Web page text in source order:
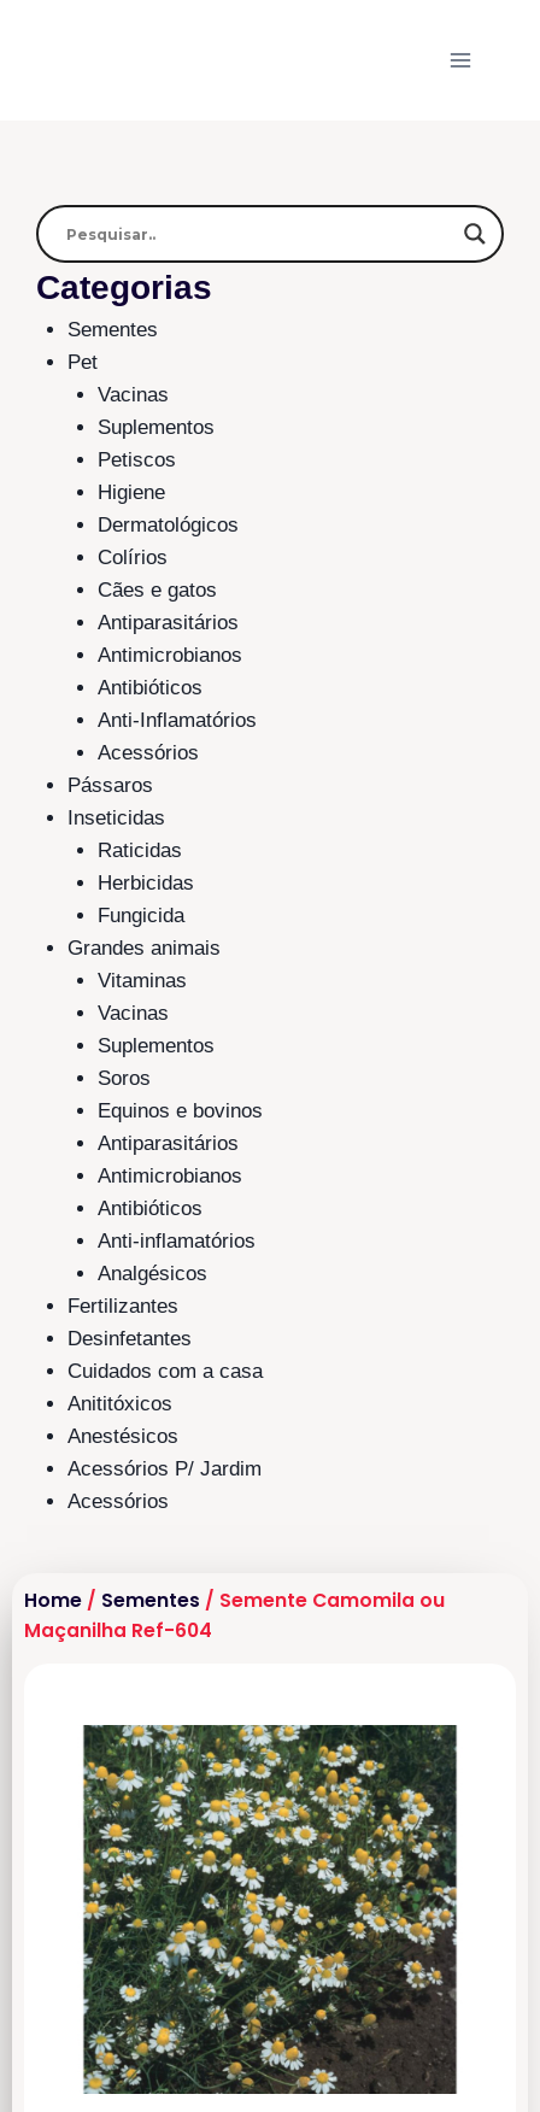
Categorias
Sementes
Pet
Vacinas
Suplementos
Petiscos
Higiene
Dermatológicos
Colírios
Cães e gatos
Antiparasitários
Antimicrobianos
Antibióticos
Anti-Inflamatórios
Acessórios
Pássaros
Inseticidas
Raticidas
Herbicidas
Fungicida
Grandes animais
Vitaminas
Vacinas
Suplementos
Soros
Equinos e bovinos
Antiparasitários
Antimicrobianos
Antibióticos
Anti-inflamatórios
Analgésicos
Fertilizantes
Desinfetantes
Cuidados com a casa
Anititóxicos
Anestésicos
Acessórios P/ Jardim
Acessórios
Home / Sementes / Semente Camomila ou
Maçanilha Ref-604